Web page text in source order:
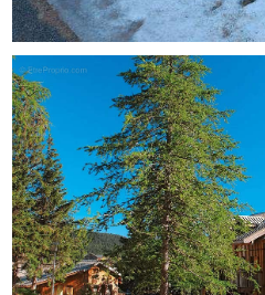
responsabilité éditoriale de
agissant sous le statut
RSAC gap 838021327
PRIVEES, au capital de 44
FERRÉ - 44 ALLÉE DES
VERTOU; SIRET 487 624 777
Professionnelle Transactions
commerce (T) et Gestion
44[Coordonnées
Nantes - Saint